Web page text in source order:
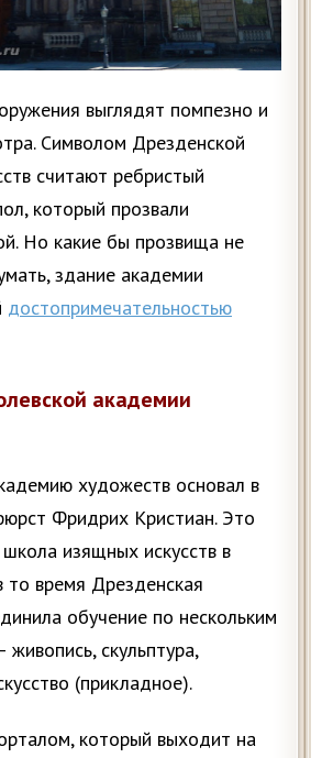
выглядят помпезно и
Символом Дрезденской
считают ребристый
который прозвали
Но какие бы прозвища не
здание академии
достопримечательностью
академии
художеств основал в
Фридрих Кристиан. Это
изящных искусств в
то время Дрезденская
обучение по нескольким
живопись, скульптура,
(прикладное).
который выходит на